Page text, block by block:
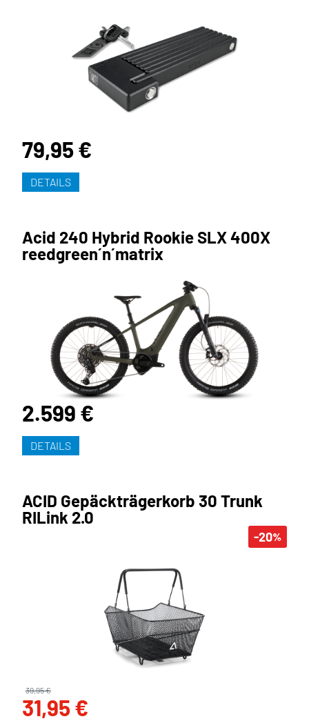
79,95 €
DETAILS
Acid 240 Hybrid Rookie SLX 400X
reedgreen´n´matrix
2.599 €
DETAILS
-20%
ACID Gepäckträgerkorb 30 Trunk
RILink 2.0
31,95 €
39,95 €